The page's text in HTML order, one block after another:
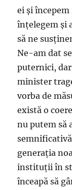
ei și începem
înțelegem și
să ne
Ne-am dat
puternici,
minister
vorba de
există o
nu putem să
generația
instituții în
înceapă să